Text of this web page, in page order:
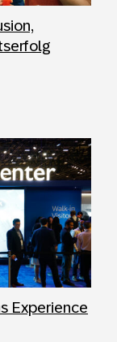
Experience